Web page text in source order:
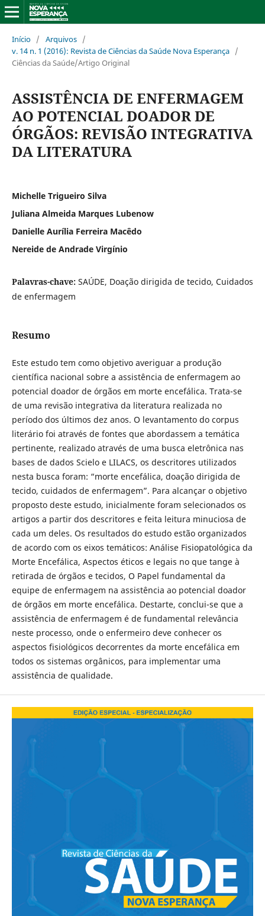
Início / Arquivos /
v. 14 n. 1 (2016): Revista de Ciências da Saúde Nova Esperança /
Ciências da Saúde/Artigo Original
ASSISTÊNCIA DE ENFERMAGEM
AO POTENCIAL DOADOR DE
ÓRGÃOS: REVISÃO INTEGRATIVA
DA LITERATURA
Michelle Trigueiro Silva
Juliana Almeida Marques Lubenow
Danielle Aurília Ferreira Macêdo
Nereide de Andrade Virgínio
Palavras-chave: SAÚDE, Doação dirigida de tecido, Cuidados
de enfermagem
Resumo
Este estudo tem como objetivo averiguar a produção
científica nacional sobre a assistência de enfermagem ao
potencial doador de órgãos em morte encefálica. Trata-se
de uma revisão integrativa da literatura realizada no
período dos últimos dez anos. O levantamento do corpus
literário foi através de fontes que abordassem a temática
pertinente, realizado através de uma busca eletrônica nas
bases de dados Scielo e LILACS, os descritores utilizados
nesta busca foram: “morte encefálica, doação dirigida de
tecido, cuidados de enfermagem”. Para alcançar o objetivo
proposto deste estudo, inicialmente foram selecionados os
artigos a partir dos descritores e feita leitura minuciosa de
cada um deles. Os resultados do estudo estão organizados
de acordo com os eixos temáticos: Análise Fisiopatológica da
Morte Encefálica, Aspectos éticos e legais no que tange à
retirada de órgãos e tecidos, O Papel fundamental da
equipe de enfermagem na assistência ao potencial doador
de órgãos em morte encefálica. Destarte, conclui-se que a
assistência de enfermagem é de fundamental relevância
neste processo, onde o enfermeiro deve conhecer os
aspectos fisiológicos decorrentes da morte encefálica em
todos os sistemas orgânicos, para implementar uma
assistência de qualidade.